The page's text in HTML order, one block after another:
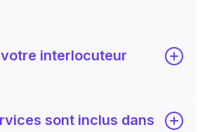
interlocuteur
sont inclus dans